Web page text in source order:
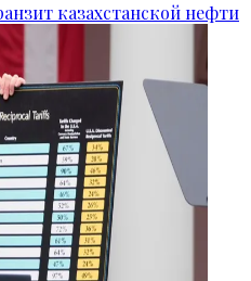
казахстанской нефти